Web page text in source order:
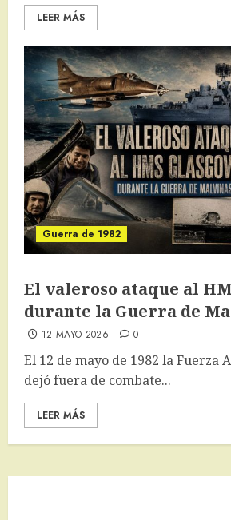
LEER MÁS
Guerra de 1982
El valeroso ataque al
durante la Guerra de
12 MAYO 2026 0
El 12 de mayo de 1982 la Fuerza
dejó fuera de combate...
LEER MÁS